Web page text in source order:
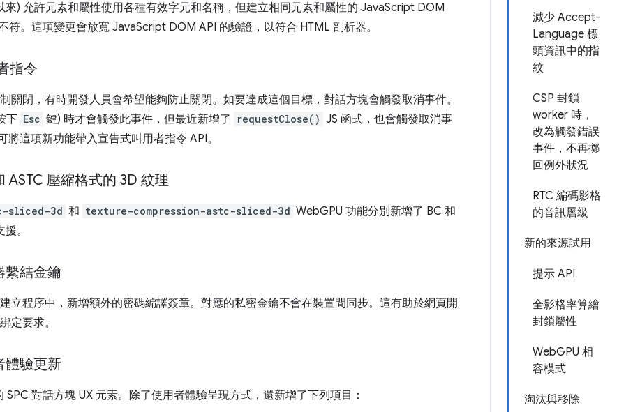
減少 Accept-
Language 標
頭資訊中的指
紋
CSP 封鎖
worker 時，
改為觸發錯誤
事件，不再擲
回例外狀況
RTC 編碼影格
的音訊層級
新的來源試用
提示 API
全影格率算繪
封鎖屬性
WebGPU 相
容模式
淘汰與移除
來) 允許元素和屬性使用各種有效字元和名稱，但建立相同元素和屬性的 JavaScript DOM
符。這項變更會放寬 JavaScript DOM API 的驗證，以符合 HTML 剖析器。
指令
關閉，有時開發人員會希望能夠防止關閉。如要達成這個目標，對話方塊會觸發取消事件。
下 Esc 鍵) 時才會觸發此事件，但最近新增了 requestClose() JS 函式，也會觸發取消事
將這項新功能帶入宣告式叫用者指令 API。
ASTC 壓縮格式的 3D 紋理
sliced-3d 和 texture-compression-astc-sliced-3d WebGPU 功能分別新增了 BC 和
。
繫結金鑰
立程序中，新增額外的密碼編譯簽章。對應的私密金鑰不會在裝置間同步。這有助於網頁開
定要求。
體驗更新
對話方塊 UX 元素。除了使用者體驗呈現方式，還新增了下列項目：